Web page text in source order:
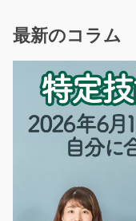
嬉しい土日祝休みで
長期（3ヶ月以
時給1250円～時
滋賀県近江八幡
窓部品のピッキ
最新のコラム